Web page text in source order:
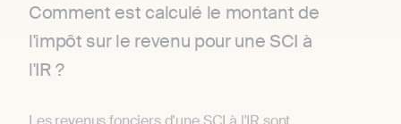
Comment est calculé le montant de
l'impôt sur le revenu pour une SCI à
l'IR ?